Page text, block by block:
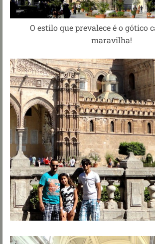
O estilo que prevalece é o gótico
maravilha!